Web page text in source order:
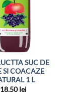
SUC DE
SI COACAZE
1 L
18.50lei